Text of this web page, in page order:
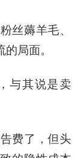
丝薅羊毛、
局面。
与其说是卖
费了，但头